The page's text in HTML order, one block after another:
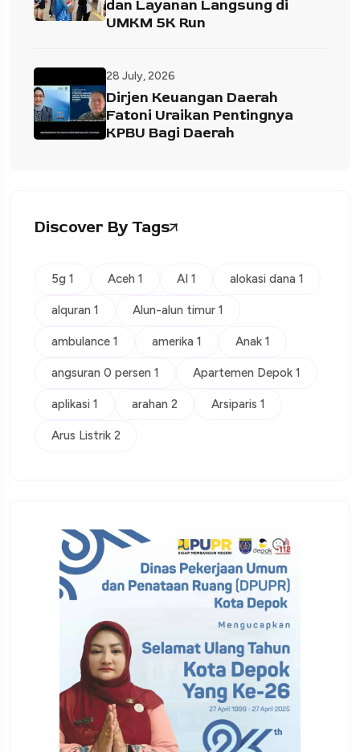
dan Layanan Langsung di
UMKM 5K Run
28 July, 2026
Dirjen Keuangan Daerah
Fatoni Uraikan Pentingnya
KPBU Bagi Daerah
Discover By Tags
5g 1 Aceh 1 AI 1 alokasi dana 1
alquran 1 Alun-alun timur 1
ambulance 1 amerika 1 Anak 1
angsuran 0 persen 1 Apartemen Depok 1
aplikasi 1 arahan 2 Arsiparis 1
Arus Listrik 2